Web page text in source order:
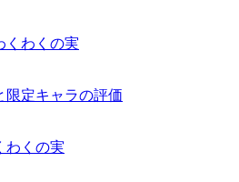
くわくの実
限定キャラの評価
わくの実